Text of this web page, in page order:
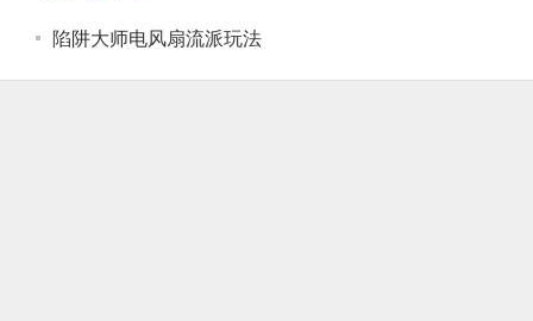
陷阱大师电风扇流派玩法